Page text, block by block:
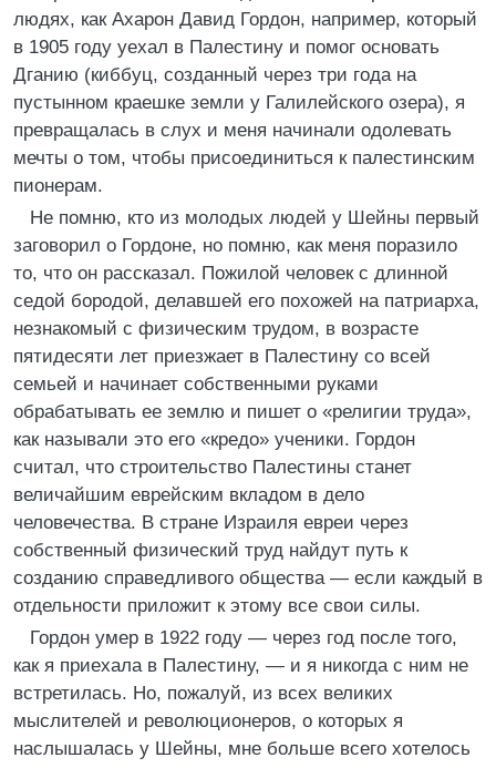
людях, как Ахарон Давид Гордон, например, который
в 1905 году уехал в Палестину и помог основать
Дганию (киббуц, созданный через три года на
пустынном краешке земли у Галилейского озера), я
превращалась в слух и меня начинали одолевать
мечты о том, чтобы присоединиться к палестинским
пионерам.
Не помню, кто из молодых людей у Шейны первый
заговорил о Гордоне, но помню, как меня поразило
то, что он рассказал. Пожилой человек с длинной
седой бородой, делавшей его похожей на патриарха,
незнакомый с физическим трудом, в возрасте
пятидесяти лет приезжает в Палестину со всей
семьей и начинает собственными руками
обрабатывать ее землю и пишет о «религии труда»,
как называли это его «кредо» ученики. Гордон
считал, что строительство Палестины станет
величайшим еврейским вкладом в дело
человечества. В стране Израиля евреи через
собственный физический труд найдут путь к
созданию справедливого общества — если каждый в
отдельности приложит к этому все свои силы.
Гордон умер в 1922 году — через год после того,
как я приехала в Палестину, — и я никогда с ним не
встретилась. Но, пожалуй, из всех великих
мыслителей и революционеров, о которых я
наслышалась у Шейны, мне больше всего хотелось